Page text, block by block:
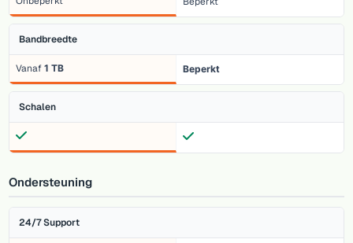
Bandbreedte
Vanaf1 TB Beperkt
Schalen
Ondersteuning
24/7 Support